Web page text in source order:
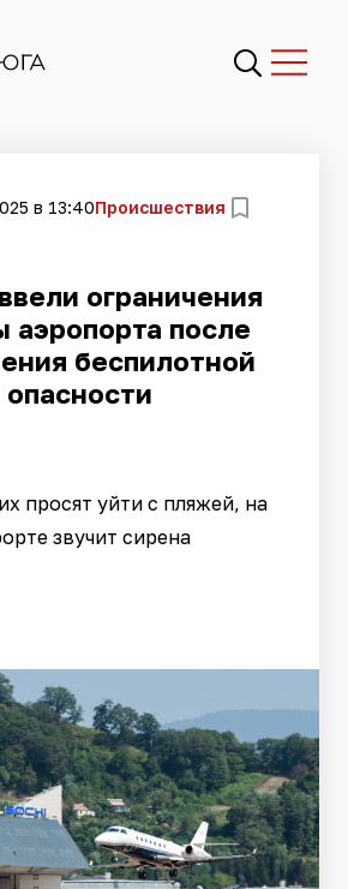
в 13:40Происшествия
ограничения
аэропорта после
беспилотной
опасности
просят уйти с пляжей, на
звучит сирена